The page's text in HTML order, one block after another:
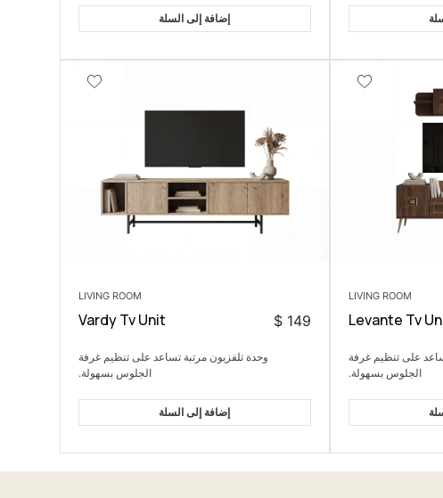
إضافة إلى السلة
LIVING ROOM
Levante Tv
على تنظيم غرفة
الجلوس بسهولة.
LIVING ROOM
Vardy Tv Unit 149
$
وحدة تلفزيون مرتبة تساعد على تنظيم غرفة
الجلوس بسهولة.
إضافة إلى السلة